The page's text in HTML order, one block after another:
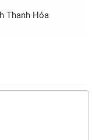
Thanh Hóa